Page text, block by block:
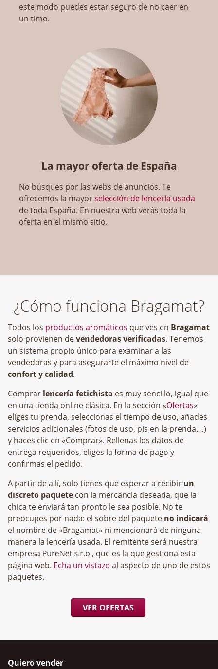
este modo puedes estar seguro de no caer en
un timo.
La mayor oferta de España
No busques por las webs de anuncios. Te
ofrecemos la mayorselección de lencería usada
de toda España. En nuestra web verás toda la
oferta en el mismo sitio.
¿Cómo funciona Bragamat?
Todos los productos aromáticos que ves en Bragamat
solo provienen devendedoras verificadas. Tenemos
un sistema propio único para examinar a las
vendedoras y para asegurarte el máximo nivel de
confort y calidad.
Comprar lencería fetichista es muy sencillo, igual que
en una tienda online clásica. En la sección «Ofertas»
eliges tu prenda, seleccionas el tiempo de uso, añades
servicios adicionales (fotos de uso, pis en la prenda…)
y haces clic en «Comprar». Rellenas los datos de
entrega requeridos, eliges la forma de pago y
confirmas el pedido.
A partir de allí, solo tienes que esperar a recibir un
discreto paquete con la mercancía deseada, que la
chica te enviará tan pronto le sea posible. No te
preocupes por nada: el sobre del paquete no indicará
el nombre de «Bragamat» ni mencionará de ninguna
manera la lencería usada. El remitente será nuestra
empresa
, que es la que gestiona esta
página web. Echa un vistazo al aspecto de uno de estos
paquetes.
VER OFERTAS
Quiero vender